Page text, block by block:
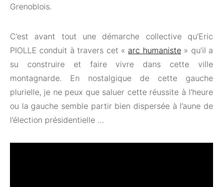
Grenoblois.
C’est avant tout une démarche collective qu’Eric
PIOLLE conduit à travers cet « arc humaniste» qu’il a
su construire et faire vivre dans cette ville
montagnarde. En nostalgique de cette gauche
plurielle, je ne peux que saluer cette réussite à l’heure
ou la gauche semble partir bien dispersée à l’aune de
l’élection présidentielle …